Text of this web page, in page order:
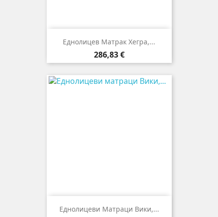
Еднолицев Матрак Хегра,...
Цена
286,83 €
Еднолицеви Матраци Вики,...